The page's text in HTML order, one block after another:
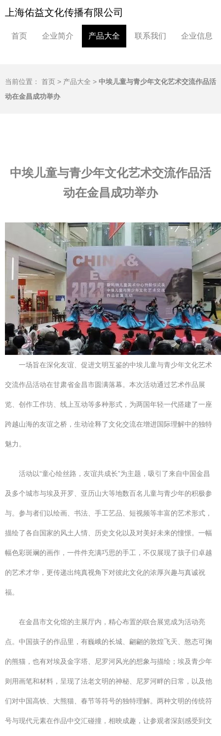
上海佑益文化传播有限公司
首页 企业简介 产品大全 联系我们 企业信息
当前位置： 首页 > 产品大全 > 中埃儿童与青少年文化艺术交流作品活
动在金昌成功举办
中埃儿童与青少年文化艺术交流作品活
动在金昌成功举办
一场旨在深化友谊、促进文明互鉴的中埃儿童与青少年文化艺术
交流作品活动在甘肃省金昌市圆满落幕。本次活动通过艺术作品展
览、创作工作坊、线上互动等多种形式，为两国年轻一代搭建了一座
跨越山海的友谊之桥，生动诠释了文化交流在增进国际理解中的独特
魅力。
活动以“童心绘丝路，友谊共成长”为主题，吸引了来自中国金昌
及多个城市与埃及开罗、亚历山大等地数百名儿童与青少年的积极参
与。参与者们以绘画、书法、手工艺品、短视频等丰富的艺术形式，
描绘了各自国家的风土人情、历史文化以及对美好未来的憧憬。一幅
幅色彩斑斓的画作，一件件充满巧思的手工，不仅展现了孩子们卓越
的艺术才华，更传递出纯真视角下对彼此文化的浓厚兴趣与真诚祝
福。
在金昌市文化馆的主展厅内，精心布置的联合展览成为活动亮
点。中国孩子的作品里，有巍峨的长城、翩翩的敦煌飞天、憨态可掬
的熊猫，也有对埃及金字塔、尼罗河风光的想象与描绘；埃及青少年
则用画笔和材料，呈现了法老文明的神秘、尼罗河畔的日常，以及他
们对中国高铁、大熊猫、春节等符号的独特理解。两种文明的传统符
号与现代元素在作品中交汇碰撞，相映成趣，让参观者深刻感受到文